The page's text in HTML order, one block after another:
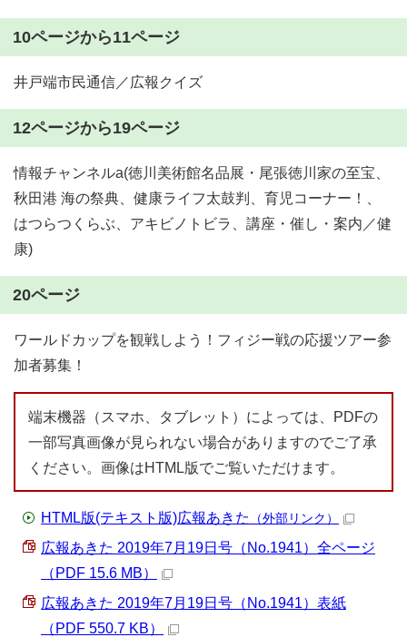
10ページから11ページ
井戸端市民通信／広報クイズ
12ページから19ページ
情報チャンネルa(徳川美術館名品展・尾張徳川家の至宝、
秋田港 海の祭典、健康ライフ太鼓判、育児コーナー！、
はつらつくらぶ、アキビノトビラ、講座・催し・案内／健
康)
20ページ
ワールドカップを観戦しよう！フィジー戦の応援ツアー参
加者募集！
端末機器（スマホ、タブレット）によっては、PDFの
一部写真画像が見られない場合がありますのでご了承
ください。画像はHTML版でご覧いただけます。
HTML版(テキスト版)広報あきた （外部リンク）
広報あきた 2019年7月19日号（No.1941）全ページ
（PDF 15.6 MB）
広報あきた 2019年7月19日号（No.1941）表紙
（PDF 550.7 KB）